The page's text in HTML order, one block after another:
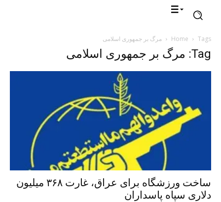
Home Tags مرگ بر جمهوری اسلامی
Tag: مرگ بر جمهوری اسلامی
ساخت ورزشگاه برای عراق، غارت ۳۶۸ میلیون
دلاری سپاه پاسداران